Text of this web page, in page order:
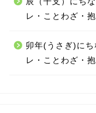
レ・ことわざ・
卯年(うさぎ)にち
レ・ことわざ・